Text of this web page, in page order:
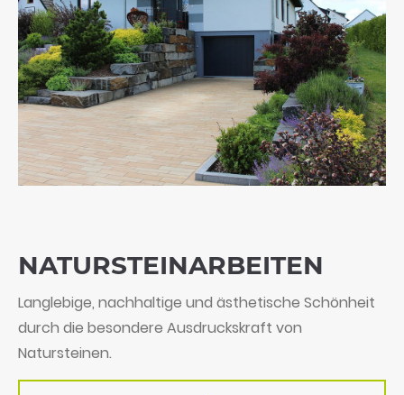
NATURSTEIN­ARBEITEN
Langlebige, nachhaltige und ästhetische Schönheit
durch die besondere Ausdruckskraft von
Natursteinen.